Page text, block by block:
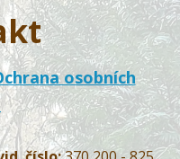
osobních